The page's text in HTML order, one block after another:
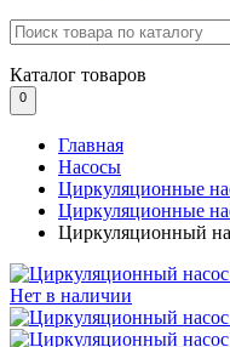
Каталог товаров
0
Главная
Насосы
Циркуляционные
Циркуляционные
Циркуляционный
Нет в наличии